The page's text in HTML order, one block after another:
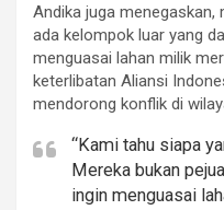
Andika juga menegaskan,
ada kelompok luar yang
menguasai lahan milik
keterlibatan Aliansi
mendorong konflik di
“Kami tahu siapa
Mereka bukan
ingin menguasai